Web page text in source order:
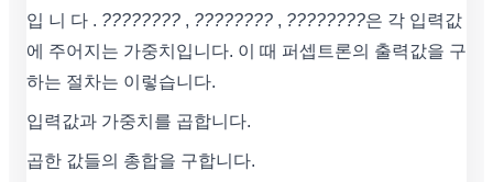
입 니 다 . ???????? , ???????? , ????????은 각 입력값
에 주어지는 가중치입니다. 이 때 퍼셉트론의 출력값을 구
하는 절차는 이렇습니다.
입력값과 가중치를 곱합니다.
곱한 값들의 총합을 구합니다.